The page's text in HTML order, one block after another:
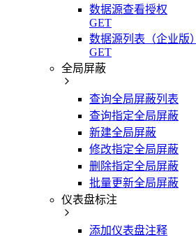
数据源查看授权
GET
数据源列表（企业版）
GET
全局屏蔽
查询全局屏蔽列表
查询指定全局屏蔽
新建全局屏蔽
修改指定全局屏蔽
删除指定全局屏蔽
批量更新全局屏蔽
仪表盘标注
添加仪表盘注释